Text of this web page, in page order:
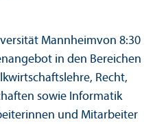
Mannheimvon 8:30
in den Bereichen
Recht,
sowie Informatik
und Mitarbeiter